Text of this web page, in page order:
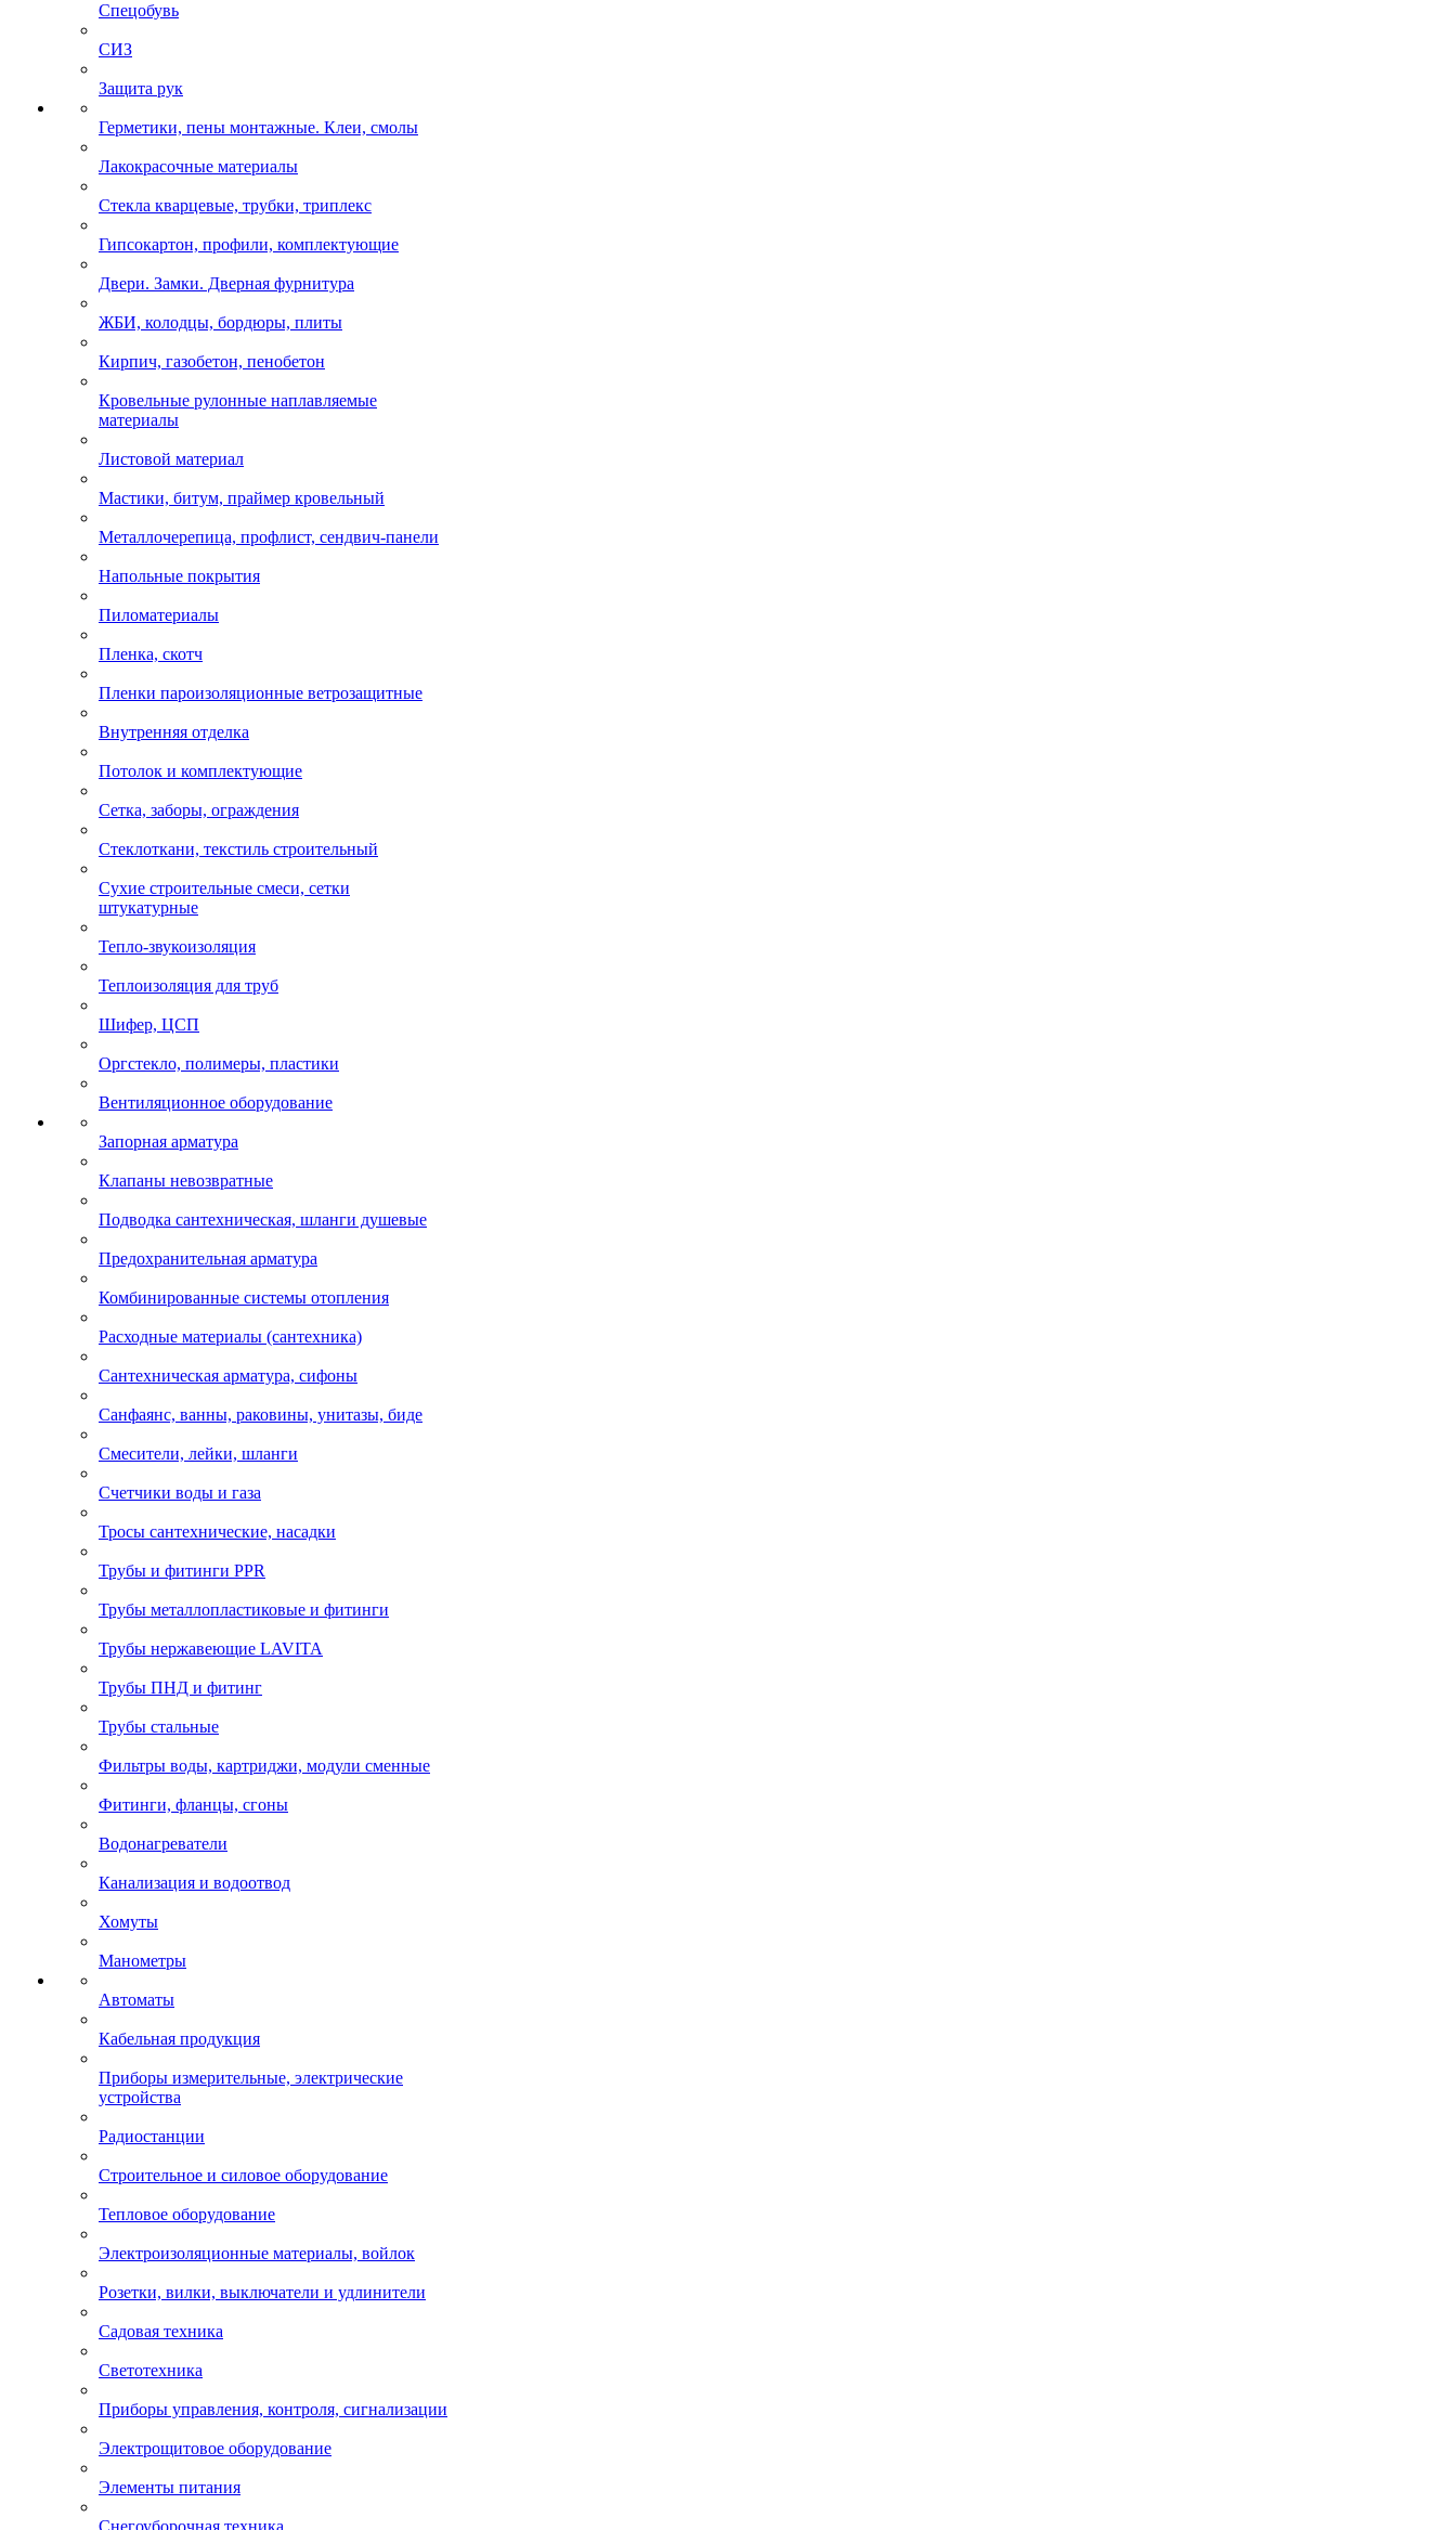
Спецобувь
СИЗ
Защита рук
Герметики, пены монтажные. Клеи, смолы
Лакокрасочные материалы
Стекла кварцевые, трубки, триплекс
Гипсокартон, профили, комплектующие
Двери. Замки. Дверная фурнитура
ЖБИ, колодцы, бордюры, плиты
Кирпич, газобетон, пенобетон
Кровельные рулонные наплавляемые
материалы
Листовой материал
Мастики, битум, праймер кровельный
Металлочерепица, профлист, сендвич-панели
Напольные покрытия
Пиломатериалы
Пленка, скотч
Пленки пароизоляционные ветрозащитные
Внутренняя отделка
Потолок и комплектующие
Сетка, заборы, ограждения
Стеклоткани, текстиль строительный
Сухие строительные смеси, сетки
штукатурные
Тепло-звукоизоляция
Теплоизоляция для труб
Шифер, ЦСП
Оргстекло, полимеры, пластики
Вентиляционное оборудование
Запорная арматура
Клапаны невозвратные
Подводка сантехническая, шланги душевые
Предохранительная арматура
Комбинированные системы отопления
Расходные материалы (сантехника)
Сантехническая арматура, сифоны
Санфаянс, ванны, раковины, унитазы, биде
Смесители, лейки, шланги
Счетчики воды и газа
Тросы сантехнические, насадки
Трубы и фитинги PPR
Трубы металлопластиковые и фитинги
Трубы нержавеющие LAVITA
Трубы ПНД и фитинг
Трубы стальные
Фильтры воды, картриджи, модули сменные
Фитинги, фланцы, сгоны
Водонагреватели
Канализация и водоотвод
Хомуты
Манометры
Автоматы
Кабельная продукция
Приборы измерительные, электрические
устройства
Радиостанции
Строительное и силовое оборудование
Тепловое оборудование
Электроизоляционные материалы, войлок
Розетки, вилки, выключатели и удлинители
Садовая техника
Светотехника
Приборы управления, контроля, сигнализации
Электрощитовое оборудование
Элементы питания
Снегоуборочная техника